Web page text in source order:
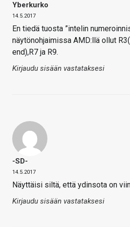
Yberkurko
14.5.2017
En tiedä tuosta ”intelin
näytönohjaimissa AMD:llä ollut
end),R7 ja R9.
Kirjaudu sisään vastataksesi
-SD-
14.5.2017
Näyttäisi siltä, että ydinsota on
Kirjaudu sisään vastataksesi